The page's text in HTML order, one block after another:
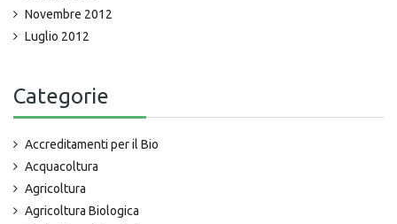
Novembre 2012
Luglio 2012
Categorie
Accreditamenti per il Bio
Acquacoltura
Agricoltura
Agricoltura Biologica